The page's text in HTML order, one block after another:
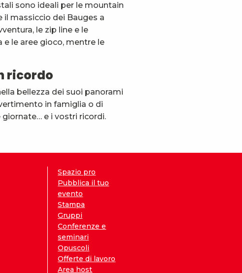
sono ideali per le mountain
massiccio dei Bauges a
le zip line e le
e le aree gioco, mentre le
ricordo
bellezza dei suoi panorami
in famiglia o di
e i vostri ricordi.
Spazio pro
Pubblica il tuo
evento
Stampa
Gruppi
Conferenze e
seminari
Opuscoli
Offerte di lavoro
Area host